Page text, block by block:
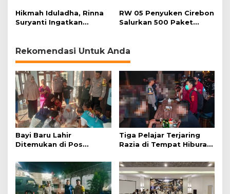
Bencana
Korban Baru
Hikmah Iduladha, Rinna
Suryanti Ingatkan
RW 05 Penyuken Cirebon
Salurkan 500 Paket
Rekomendasi Untuk Anda
Bayi Baru Lahir
Ditemukan di Pos
Tiga Pelajar Terjaring
Razia di Tempat Hiburan